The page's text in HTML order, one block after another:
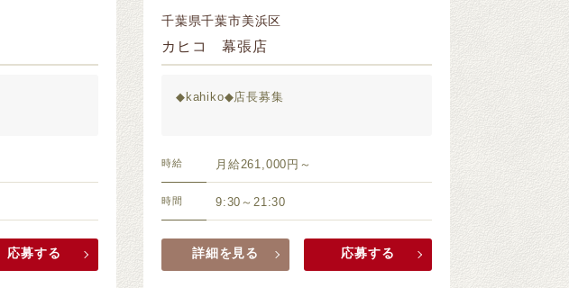
応募する
千葉県千葉市美浜区
カヒコ 幕張店
◆kahiko◆店長募集
時給 月給261,000円～
時間 9:30～21:30
詳細を見る 応募する